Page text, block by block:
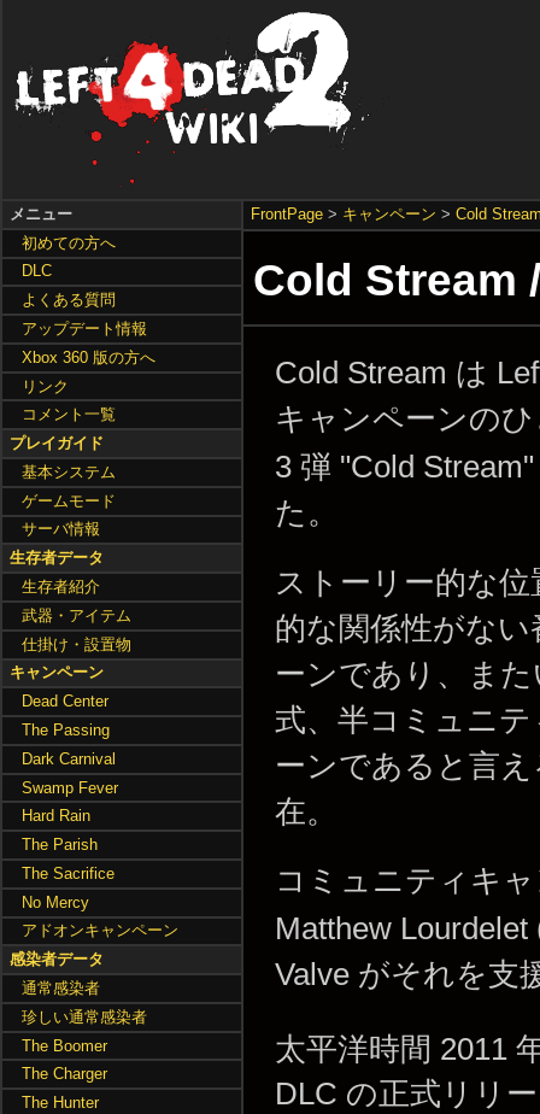
FrontPage > キャンペーン >Cold
Cold Stream
Cold Stream は
キャンペーンの
3 弾 "Cold
た。
ストーリー的な
的な関係性がな
ーンであり、ま
式、半コミュニ
ーンであると言
在。
コミュニティキ
Matthew
Valve がそれを支
太平洋時間 2011
DLC の正式リリ
メニュー
初めての方へ
DLC
よくある質問
アップデート情報
Xbox 360 版の方へ
リンク
コメント一覧
プレイガイド
基本システム
ゲームモード
サーバ情報
生存者データ
生存者紹介
武器・アイテム
仕掛け・設置物
キャンペーン
Dead Center
The Passing
Dark Carnival
Swamp Fever
Hard Rain
The Parish
The Sacrifice
No Mercy
アドオンキャンペーン
感染者データ
通常感染者
珍しい通常感染者
The Boomer
The Charger
The Hunter